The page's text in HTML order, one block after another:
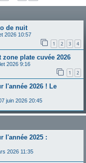
de nuit
2026 10:57
1 2 3 4
plate cuvée 2026
2026 9:16
1 2
l'année 2026 ! Le
juin 2026 20:45
l'année 2025 :
2026 11:35